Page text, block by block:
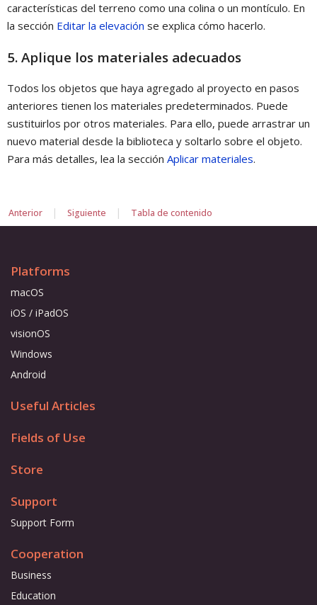
características del terreno como una colina o un montículo. En
la sección Editar la elevación se explica cómo hacerlo.
5. Aplique los materiales adecuados
Todos los objetos que haya agregado al proyecto en pasos
anteriores tienen los materiales predeterminados. Puede
sustituirlos por otros materiales. Para ello, puede arrastrar un
nuevo material desde la biblioteca y soltarlo sobre el objeto.
Para más detalles, lea la sección Aplicar materiales.
Anterior | Siguiente | Tabla de contenido
Platforms
macOS
iOS / iPadOS
visionOS
Windows
Android
Useful Articles
Fields of Use
Store
Support
Support Form
Cooperation
Business
Education